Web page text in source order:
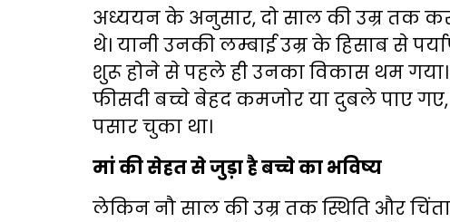
अध्ययन के अनुसार, दो साल की उम्र तक
थे। यानी उनकी लम्बाई उम्र के हिसाब से
शुरू होने से पहले ही उनका विकास थम गया।
फीसदी बच्चे बेहद कमजोर या दुबले पाए गए,
पसार चुका था।
मां की सेहत से जुड़ा है बच्चे का भविष्य
लेकिन नौ साल की उम्र तक स्थिति और